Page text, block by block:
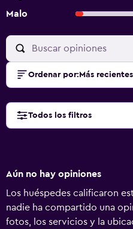
Malo
Ordenar por: Más recientes
Todos los filtros
Aún no hay opiniones
Los huéspedes calificaron
nadie ha compartido una
fotos, los servicios y la